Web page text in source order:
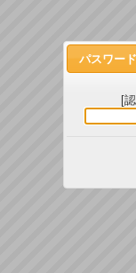
パスワー
[